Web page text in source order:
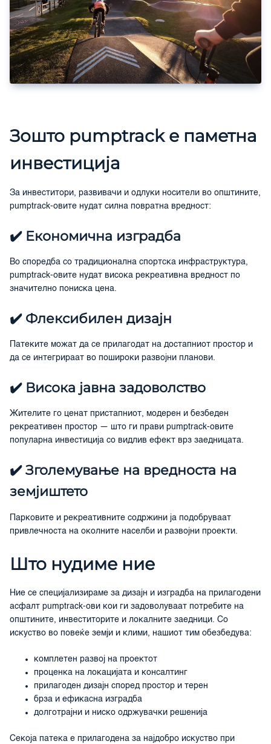
Зошто pumptrack е паметна
инвестиција
За инвеститори, развивачи и одлуки носители во општините,
pumptrack-овите нудат силна повратна вредност:
✔️ Економична изградба
Во споредба со традиционална спортска инфраструктура,
pumptrack-овите нудат висока рекреативна вредност по
значително пониска цена.
✔️ Флексибилен дизајн
Патеките можат да се прилагодат на достапниот простор и
да се интегрираат во пошироки развојни планови.
✔️ Висока јавна задоволство
Жителите го ценат пристапниот, модерен и безбеден
рекреативен простор — што ги прави pumptrack-овите
популарна инвестиција со видлив ефект врз заедницата.
✔️ Зголемување на вредноста на
земјиштето
Парковите и рекреативните содржини ја подобруваат
привлечноста на околните населби и развојни проекти.
Што нудиме ние
Ние се специјализираме за дизајн и изградба на прилагодени
асфалт pumptrack-ови кои ги задоволуваат потребите на
општините, инвеститорите и локалните заедници. Со
искуство во повеќе земји и клими, нашиот тим обезбедува:
комплетен развој на проектот
проценка на локацијата и консалтинг
прилагоден дизајн според простор и терен
брза и ефикасна изградба
долготрајни и ниско одржувачки решенија
Секоја патека е прилагодена за најдобро искуство при